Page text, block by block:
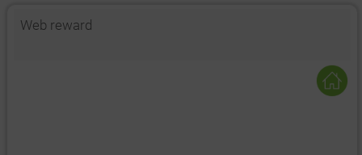
Web reward